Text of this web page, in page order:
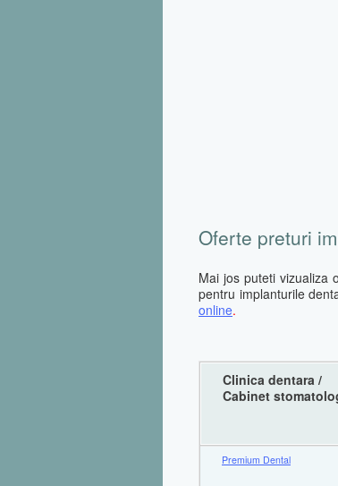
Oferte preturi
Mai jos puteti vizualiza
pentru implanturile
online.
Clinica dentara /
Cabinet
Premium Dental